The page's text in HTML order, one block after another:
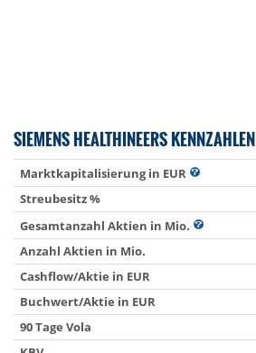
SIEMENS HEALTHINEERS KENNZAHLEN
Marktkapitalisierung in EUR
Streubesitz %
Gesamtanzahl Aktien in Mio.
Anzahl Aktien in Mio.
Cashflow/Aktie in EUR
Buchwert/Aktie in EUR
90 Tage Vola